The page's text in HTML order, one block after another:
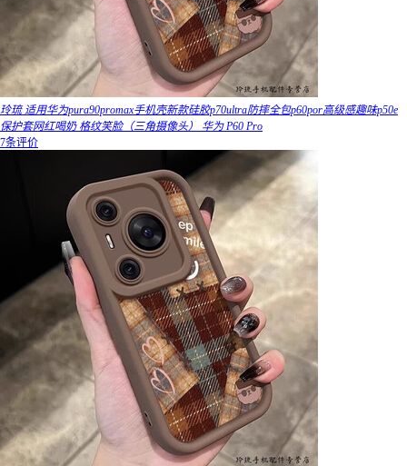
玲琉 适用华为pura90promax手机壳新款硅胶p70ultra防摔全包p60por高级感趣味p50e
保护套网红喝奶 格纹笑脸（三角摄像头） 华为 P60 Pro
7条评价